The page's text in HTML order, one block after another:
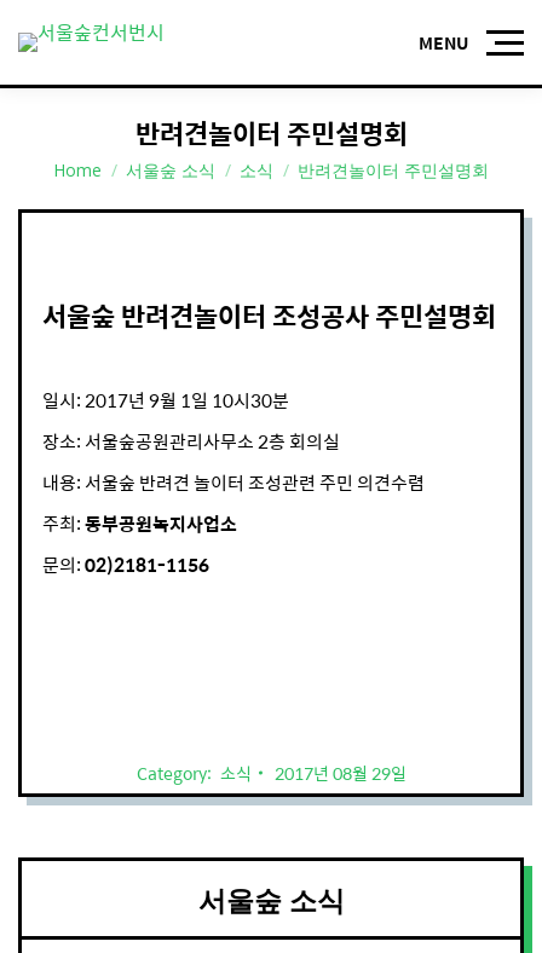
반려견놀이터 주민설명회
You are here:
Home 서울숲 소식 소식 반려견놀이터 주민설명회
서울숲 반려견놀이터 조성공사 주민설명회
일시: 2017년 9월 1일 10시30분
장소: 서울숲공원관리사무소 2층 회의실
내용: 서울숲 반려견 놀이터 조성관련 주민 의견수렴
주최:동부공원녹지사업소
문의:02)2181-1156
Category: 소식 2017년 08월 29일
서울숲 소식